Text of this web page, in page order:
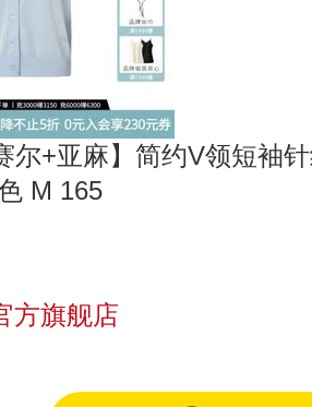
尔+亚麻】简约V领短袖
M 165
方旗舰店